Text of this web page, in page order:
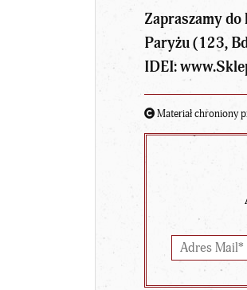
Zapraszamy
Paryżu (123,
IDEI:
Materiał chroniony